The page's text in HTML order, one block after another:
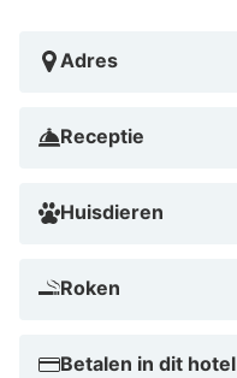
Adres
Receptie
Huisdieren
Roken
Betalen in dit hotel